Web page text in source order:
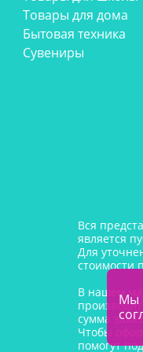
Товары для дома
Бытовая техника
Сувениры
Вся
является
Для
стоимости
В нашем
сумма
Чтобы
помогут
Мы